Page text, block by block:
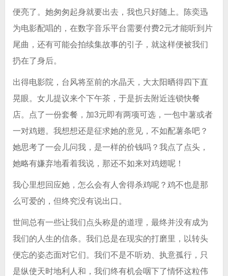
便亮了。她匆匆起身就要出去，我也只好随上。陈奕迅
为电影配唱的，在数字音乐平台需要付费2元才能听到片
尾曲，还有可能会拍续集故事的引子，就这样便被我们
扔在了身后。
出得电影院，台风将至前的水晶天，大太阳晒得四下直
晃眼。女儿提议来个下午茶，于是折去附近连锁快餐
店。点了一份套餐，加3元即有两项可选，一包中薯或者
一对鸡翅。我想想还是征求她的意见，不如配薯条吧？
她思考了一会儿问我，是一样的价钱吗？我点了点头，
她略有嫌弃地看着我说，那还不如来对鸡翅呢！
我心里想回应她，怎么会有人舍得杀鸡呢？鸡不也是那
么可爱的，但终究没有说出口。
世间总有一些让我们点头称是的道理，最终并没有成为
我们的人生的信条。我们总是在现实的打磨里，以转头
便忘的姿态面对它们。我们不是不听劝、执意孤行，只
是纵使天时地利人和，我们终有机会咽下了情怀这粒伟